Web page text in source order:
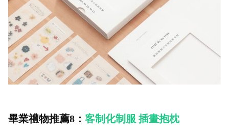
畢業禮物推薦8： 客制化制服 插畫抱枕